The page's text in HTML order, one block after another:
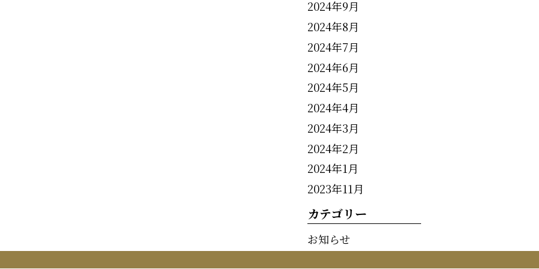
2024年9月
2024年8月
2024年7月
2024年6月
2024年5月
2024年4月
2024年3月
2024年2月
2024年1月
2023年11月
カテゴリー
お知らせ